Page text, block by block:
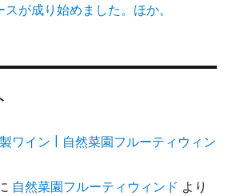
が成り始めました。ほか。
ワイン | 自然菜園フルーティウィン
自然菜園フルーティウィンド より